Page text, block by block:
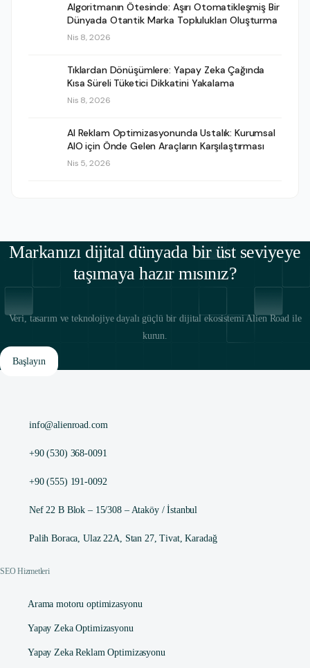
Algoritmanın Ötesinde: Aşırı Otomatikleşmiş Bir
Dünyada Otantik Marka Toplulukları Oluşturma
Nis 8, 2026
Tıklardan Dönüşümlere: Yapay Zeka Çağında
Kısa Süreli Tüketici Dikkatini Yakalama
Nis 8, 2026
AI Reklam Optimizasyonunda Ustalık: Kurumsal
AIO için Önde Gelen Araçların Karşılaştırması
Nis 5, 2026
Markanızı dijital dünyada bir üst seviyeye
taşımaya hazır mısınız?
Veri, tasarım ve teknolojiye dayalı güçlü bir dijital ekosistemi Alien Road ile
kurun.
Başlayın
info@alienroad.com
+90 (530) 368-0091
+90 (555) 191-0092
Nef 22 B Blok – 15/308 – Ataköy / İstanbul
Palih Boraca, Ulaz 22A, Stan 27, Tivat, Karadağ
SEO Hizmetleri
Arama motoru optimizasyonu
Yapay Zeka Optimizasyonu
Yapay Zeka Reklam Optimizasyonu